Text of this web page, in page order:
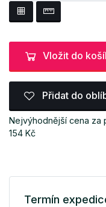
Vložit do
Přidat do
Nejvýhodnější cena za
154 Kč
Termín